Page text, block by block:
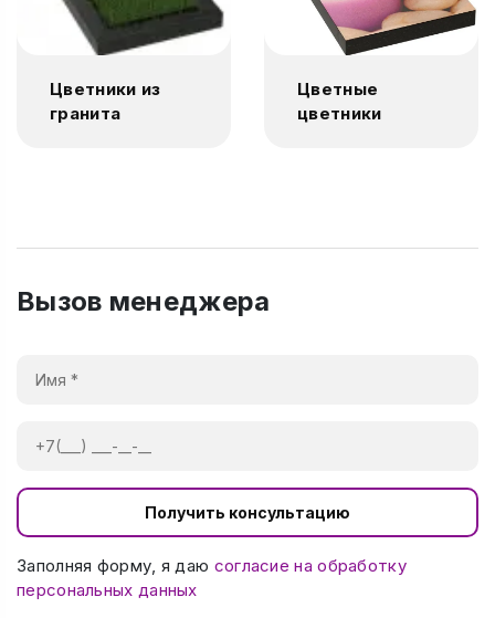
Цветники из
гранита
Цветные
цветники
Вызов менеджера
Получить консультацию
Заполняя форму, я даю согласие на обработку
персональных данных